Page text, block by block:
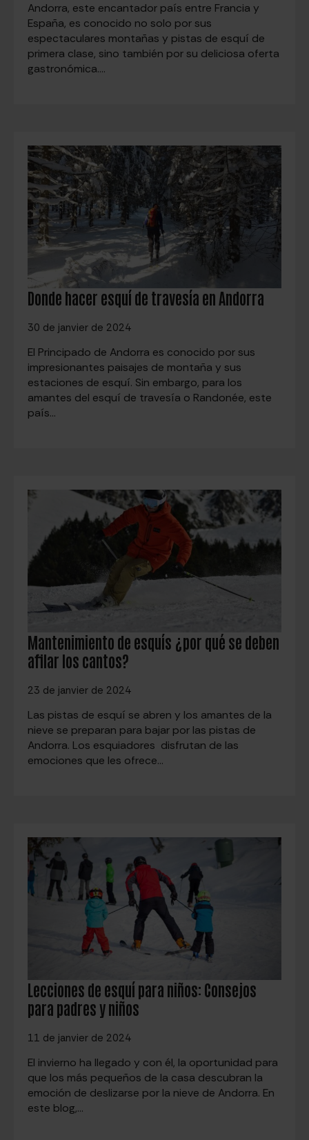
Andorra, este encantador país entre Francia y
España, es conocido no solo por sus
espectaculares montañas y pistas de esquí de
primera clase, sino también por su deliciosa oferta
gastronómica.…
Donde hacer esquí de travesía en Andorra
30 de janvier de 2024
El Principado de Andorra es conocido por sus
impresionantes paisajes de montaña y sus
estaciones de esquí. Sin embargo, para los
amantes del esquí de travesía o Randonée, este
país…
Mantenimiento de esquís ¿por qué se deben
afilar los cantos?
23 de janvier de 2024
Las pistas de esquí se abren y los amantes de la
nieve se preparan para bajar por las pistas de
Andorra. Los esquiadores disfrutan de las
emociones que les ofrece…
Lecciones de esquí para niños: Consejos
para padres y niños
11 de janvier de 2024
El invierno ha llegado y con él, la oportunidad para
que los más pequeños de la casa descubran la
emoción de deslizarse por la nieve de Andorra. En
este blog,…